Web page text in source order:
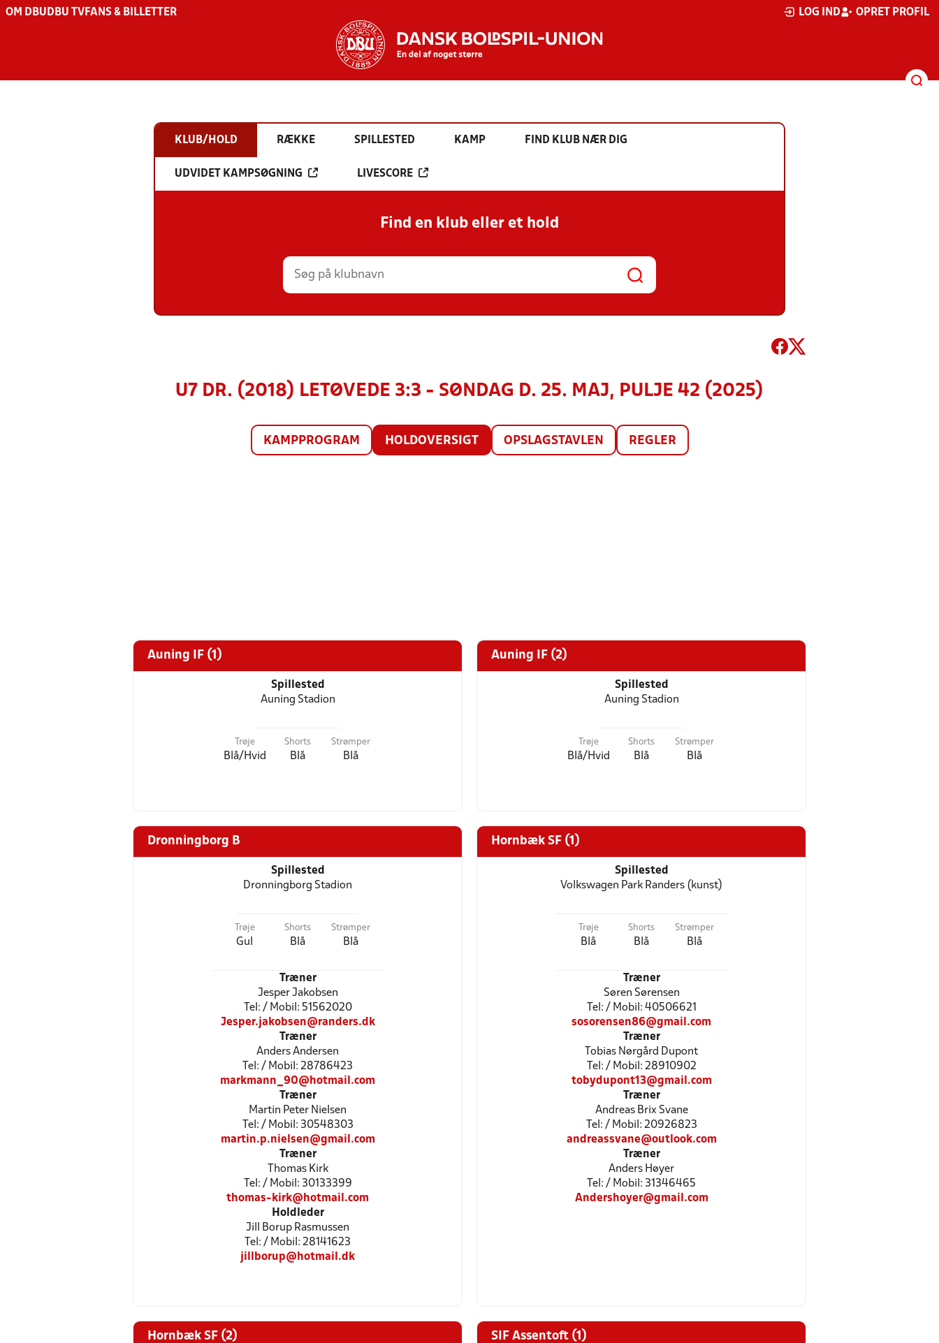
OM DBU DBU TV FANS & BILLETTER LOG IND OPRET PROFIL
KLUB/HOLD RÆKKE SPILLESTED KAMP FIND KLUB NÆR DIG
UDVIDET KAMPSØGNING LIVESCORE
Find en klub eller et hold
U7 DR. (2018) LETØVEDE 3:3 - SØNDAG D. 25. MAJ, PULJE 42 (2025)
KAMPPROGRAM HOLDOVERSIGT OPSLAGSTAVLEN REGLER
Auning IF (1)
Spillested
Auning Stadion
Trøje
Blå/Hvid
Shorts
Blå
Strømper
Blå
Auning IF (2)
Spillested
Auning Stadion
Trøje
Blå/Hvid
Shorts
Blå
Strømper
Blå
Dronningborg B
Spillested
Dronningborg Stadion
Trøje
Gul
Shorts
Blå
Strømper
Blå
Træner
Jesper Jakobsen
Tel: / Mobil: 51562020
Jesper.jakobsen@randers.dk
Træner
Anders Andersen
Tel: / Mobil: 28786423
markmann_90@hotmail.com
Træner
Martin Peter Nielsen
Tel: / Mobil: 30548303
martin.p.nielsen@gmail.com
Træner
Thomas Kirk
Tel: / Mobil: 30133399
thomas-kirk@hotmail.com
Holdleder
Jill Borup Rasmussen
Tel: / Mobil: 28141623
jillborup@hotmail.dk
Hornbæk SF (1)
Spillested
Volkswagen Park Randers (kunst)
Trøje
Blå
Shorts
Blå
Strømper
Blå
Træner
Søren Sørensen
Tel: / Mobil: 40506621
sosorensen86@gmail.com
Træner
Tobias Nørgård Dupont
Tel: / Mobil: 28910902
tobydupont13@gmail.com
Træner
Andreas Brix Svane
Tel: / Mobil: 20926823
andreassvane@outlook.com
Træner
Anders Høyer
Tel: / Mobil: 31346465
Andershoyer@gmail.com
Hornbæk SF (2) SIF Assentoft (1)